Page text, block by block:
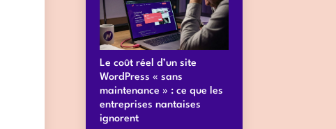
Le coût réel d’un site
WordPress « sans
maintenance » : ce que les
entreprises nantaises
ignorent